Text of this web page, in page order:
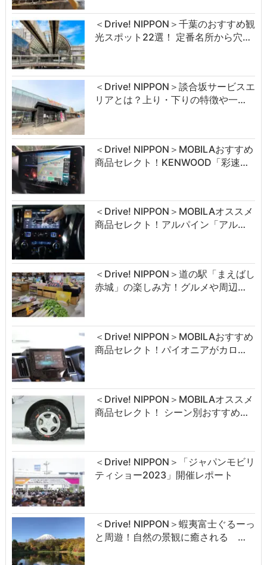
＜Drive! NIPPON＞千葉のおすすめ観
光スポット22選！ 定番名所から穴…
＜Drive! NIPPON＞談合坂サービスエ
リアとは？上り・下りの特徴や一…
＜Drive! NIPPON＞MOBILAおすすめ
商品セレクト！KENWOOD「彩速…
＜Drive! NIPPON＞MOBILAオススメ
商品セレクト！アルパイン「アル…
＜Drive! NIPPON＞道の駅「まえばし
赤城」の楽しみ方！グルメや周辺…
＜Drive! NIPPON＞MOBILAおすすめ
商品セレクト！パイオニアがカロ…
＜Drive! NIPPON＞MOBILAオススメ
商品セレクト！ シーン別おすすめ…
＜Drive! NIPPON＞「ジャパンモビリ
ティショー2023」開催レポート
＜Drive! NIPPON＞蝦夷富士ぐるーっ
と周遊！自然の景観に癒される …